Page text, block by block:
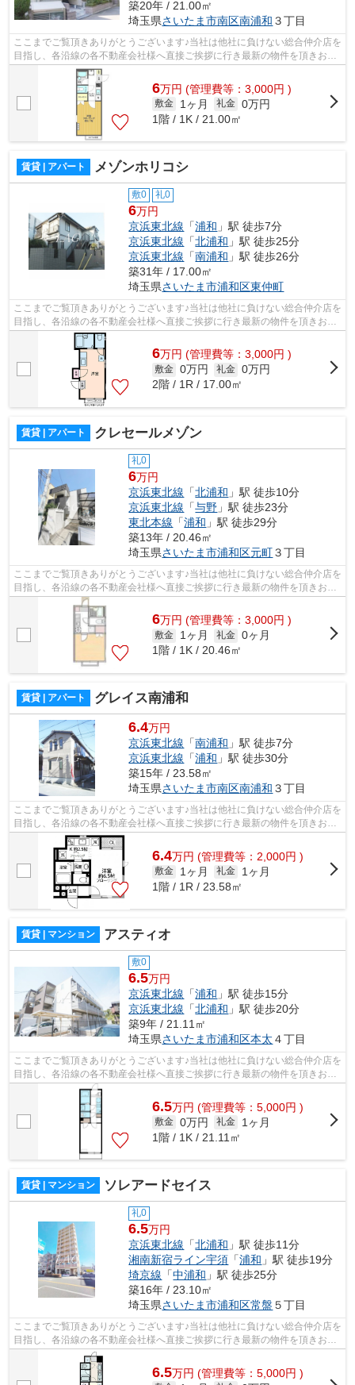
築20年 / 21.00㎡
埼玉県さいたま市南区南浦和 ３丁目
ここまでご覧頂きありがとうございます♪当社は他社に負けない総合仲介店を
目指し、各沿線の各不動産会社様へ直接ご挨拶に行き最新の物件を頂きお客
様へ提供しております！最新の情報は...
6万円 (管理費等：3,000円 )
敷金 1ヶ月 礼金 0万円
1階 / 1K / 21.00㎡
賃貸 | アパート メゾンホリコシ
敷0 礼0
6万円
京浜東北線 「浦和 」駅 徒歩7分
京浜東北線 「北浦和 」駅 徒歩25分
京浜東北線 「南浦和 」駅 徒歩26分
築31年 / 17.00㎡
埼玉県さいたま市浦和区東仲町
ここまでご覧頂きありがとうございます♪当社は他社に負けない総合仲介店を
目指し、各沿線の各不動産会社様へ直接ご挨拶に行き最新の物件を頂きお客
様へ提供しております！最新の情報は...
6万円 (管理費等：3,000円 )
敷金 0万円 礼金 0万円
2階 / 1R / 17.00㎡
賃貸 | アパート クレセールメゾン
礼0
6万円
京浜東北線 「北浦和 」駅 徒歩10分
京浜東北線 「与野 」駅 徒歩23分
東北本線 「浦和 」駅 徒歩29分
築13年 / 20.46㎡
埼玉県さいたま市浦和区元町３丁目
ここまでご覧頂きありがとうございます♪当社は他社に負けない総合仲介店を
目指し、各沿線の各不動産会社様へ直接ご挨拶に行き最新の物件を頂きお客
様へ提供しております！最新の情報は...
6万円 (管理費等：3,000円 )
敷金 1ヶ月 礼金 0ヶ月
1階 / 1K / 20.46㎡
賃貸 | アパート グレイス南浦和
6.4万円
京浜東北線 「南浦和 」駅 徒歩7分
京浜東北線 「浦和 」駅 徒歩30分
築15年 / 23.58㎡
埼玉県さいたま市南区南浦和 ３丁目
ここまでご覧頂きありがとうございます♪当社は他社に負けない総合仲介店を
目指し、各沿線の各不動産会社様へ直接ご挨拶に行き最新の物件を頂きお客
様へ提供しております！最新の情報は...
6.4万円 (管理費等：2,000円 )
敷金 1ヶ月 礼金
1ヶ月
1階 / 1R / 23.58㎡
賃貸 | マンション アスティオ
敷0
6.5万円
京浜東北線 「浦和 」駅 徒歩15分
京浜東北線 「北浦和 」駅 徒歩20分
築9年 / 21.11㎡
埼玉県さいたま市浦和区本太 ４丁目
ここまでご覧頂きありがとうございます♪当社は他社に負けない総合仲介店を
目指し、各沿線の各不動産会社様へ直接ご挨拶に行き最新の物件を頂きお客
様へ提供しております！最新の情報は...
6.5万円 (管理費等：5,000円 )
敷金 0万円 礼金
1ヶ月
1階 / 1K / 21.11㎡
賃貸 | マンション ソレアードセイス
礼0
6.5万円
京浜東北線 「北浦和 」駅 徒歩11分
湘南新宿ライン宇須 「浦和 」駅 徒歩19分
埼京線 「中浦和 」駅 徒歩25分
築16年 / 23.10㎡
埼玉県さいたま市浦和区常盤 ５丁目
ここまでご覧頂きありがとうございます♪当社は他社に負けない総合仲介店を
目指し、各沿線の各不動産会社様へ直接ご挨拶に行き最新の物件を頂きお客
様へ提供しております！最新の情報は...
6.5万円 (管理費等：5,000円 )